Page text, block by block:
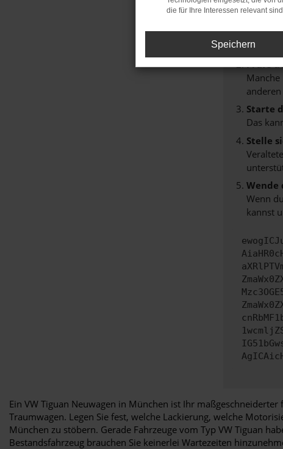
Hier sind
Laden
Prüfe
Starte
Das
Stelle
Wende
Wenn
kannst
Ein VW Tiguan Neuwagen in München ist Ihr
Traumwagen. Legen Sie fest, welche Lackierung, welche
München zu stöbern. Gerade Fahrzeuge vom Typ VW Tiguan
Bestandsfahrzeug brauchen Sie keinerlei Wartezeiten
die für Ihre Interessen relevant
Speichern